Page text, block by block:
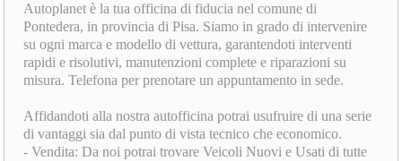
Autoplanet è la tua officina di fiducia nel comune di
Pontedera, in provincia di Pisa. Siamo in grado di intervenire
su ogni marca e modello di vettura, garantendoti interventi
rapidi e risolutivi, manutenzioni complete e riparazioni su
misura. Telefona per prenotare un appuntamento in sede.
Affidandoti alla nostra autofficina potrai usufruire di una serie
di vantaggi sia dal punto di vista tecnico che economico.
- Vendita: Da noi potrai trovare Veicoli Nuovi e Usati di tutte